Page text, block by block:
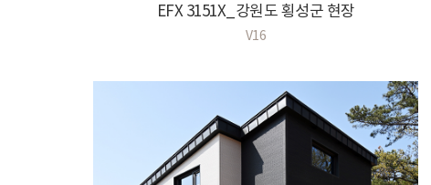
EFX 3151X_강원도 횡성군 현장
V16